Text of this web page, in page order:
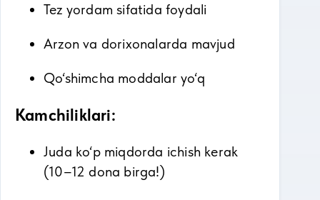
Tez yordam sifatida foydali
Arzon va dorixonalarda mavjud
Qo‘shimcha moddalar yo‘q
Kamchiliklari:
Juda ko‘p miqdorda ichish kerak
(10–12 dona birga!)